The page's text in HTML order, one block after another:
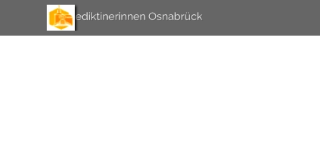
Direkt zum Seiteninhalt
Menü überspringen